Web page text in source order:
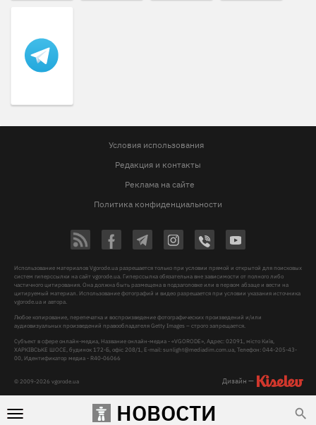
НОВОСТИ
Условия использования
Редакция и контакты
Реклама на сайте
Политика конфиденциальности
© 2009-2026 vgorode.ua
Использование материалов Vgorode.ua разрешается только при условии прямой и открытой для поисковых
систем гиперссылки на сайт vgorode.ua. Гиперссылка обязательна вне зависимости от полного либо
частичного цитирования. Она должна быть размещена в подзаголовке или в первом абзаце и вести на
цитируемый материал. Использование фотографий и видео разрешается при условии указания источника
vgorode.ua и автора.
Любое копирование, перепечатка и воспроизведение фотографических произведений и/или
аудиовизуальных произведений правообладателя Getty Images – строго запрещается.
Субъект в сфере онлайн-медиа, Название онлайн-медиа - «VGORODE», Адрес: 02091, місто Київ,
ХАРКІВСЬКЕ ШОСЕ, будинок 172-Б, офіс 208/1, E-mail:sunlight@mediadim.com.ua , Телефон: 044-205-43-
00, Идентификатор медиа - R40-06066
Дизайн —